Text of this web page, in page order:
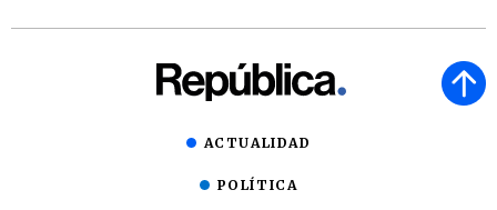
ACTUALIDAD
POLÍTICA